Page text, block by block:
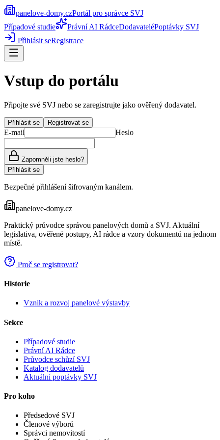
panelove-domy.czPortál pro správce SVJ
Případové studie
Právní AI RádceDodavateléPoptávky SVJ
Přihlásit seRegistrace
Vstup do portálu
Připojte své SVJ nebo se zaregistrujte jako ověřený dodavatel.
Přihlásit se Registrovat se
E-mail Heslo
Zapomněli jste heslo?
Přihlásit se
Bezpečné přihlášení šifrovaným kanálem.
panelove-domy.cz
Praktický průvodce správou panelových domů a SVJ. Aktuální
legislativa, ověřené postupy, AI rádce a vzory dokumentů na jednom
místě.
Proč se registrovat?
Historie
Vznik a rozvoj panelové výstavby
Sekce
Případové studie
Právní AI Rádce
Průvodce schůzí SVJ
Katalog dodavatelů
Aktuální poptávky SVJ
Pro koho
Předsedové SVJ
Členové výborů
Správci nemovitostí